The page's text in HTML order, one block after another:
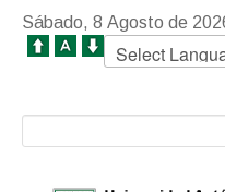
Sábado, 8 Agosto de